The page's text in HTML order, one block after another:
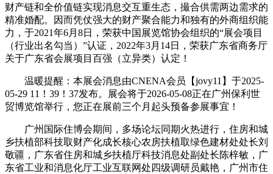
财产链和全价值链实现消息交互重生态，撮合供需两边需求的
精准婚配。因而凭仗强大的财产聚合能力和独有的外商组织能
力，于2021年6月8日，荣获中国展览馆协会组织的“展会项目
（行业出名勾当）”认证，2022年3月14日，荣获广东省商务厅
关于广东省会展项目百强（立异类）认定！
温暖提醒：本展会消息由CNENA会员【jovy11】于2025-
05-29 11！39！37发布。展会将于2026-05-08正在广州保利世
贸博览馆举行，您正在展前三个月起头预备参展事宜！
广州国际住博会期间，多场论坛同期火热进行，住房和城
乡扶植部科技取财产化成长核心农房扶植取绿色建材处处长刘
敬疆，广东省住房和城乡扶植厅科技消息处副处长陈梓敏，广
东省工业和消息化厅工业互联网处四级调研员戴艳，广州市住